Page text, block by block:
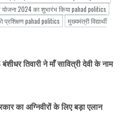
योजना 2024 का शुभारंभ किया pahad politics
प्रशिक्षण pahad politics
मुख्यमंत्री विद्यार्थी
तिवारी ने माँ सावित्री देवी के नाम
का अग्निवीरों के लिए बड़ा एलान